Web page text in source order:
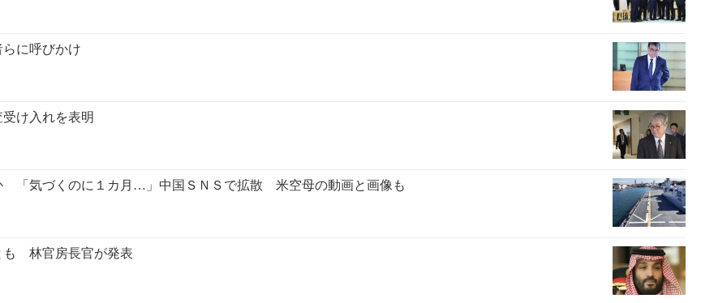
に呼びかけ
け入れを表明
「気づくのに１カ月…」中国ＳＮＳで拡散 米空母の動画と画像も
も 林官房長官が発表